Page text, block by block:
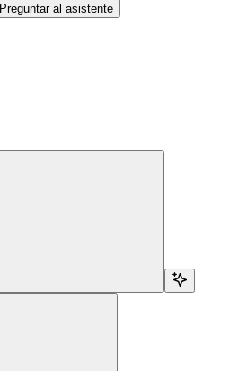
Preguntar al asistente